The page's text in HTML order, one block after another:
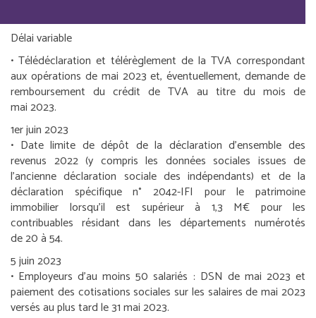
Délai variable
• Télédéclaration et télérèglement de la TVA correspondant
aux opérations de mai 2023 et, éventuellement, demande de
remboursement du crédit de TVA au titre du mois de
mai 2023.
1erjuin 2023
• Date limite de dépôt de la déclaration d’ensemble des
revenus 2022 (y compris les données sociales issues de
l’ancienne déclaration sociale des indépendants) et de la
déclaration spécifique n° 2042-IFI pour le patrimoine
immobilier lorsqu’il est supérieur à 1,3 M€ pour les
contribuables résidant dans les départements numérotés
de 20 à 54.
5 juin 2023
• Employeurs d’au moins 50 salariés : DSN de mai 2023 et
paiement des cotisations sociales sur les salaires de mai 2023
versés au plus tard le 31 mai 2023.